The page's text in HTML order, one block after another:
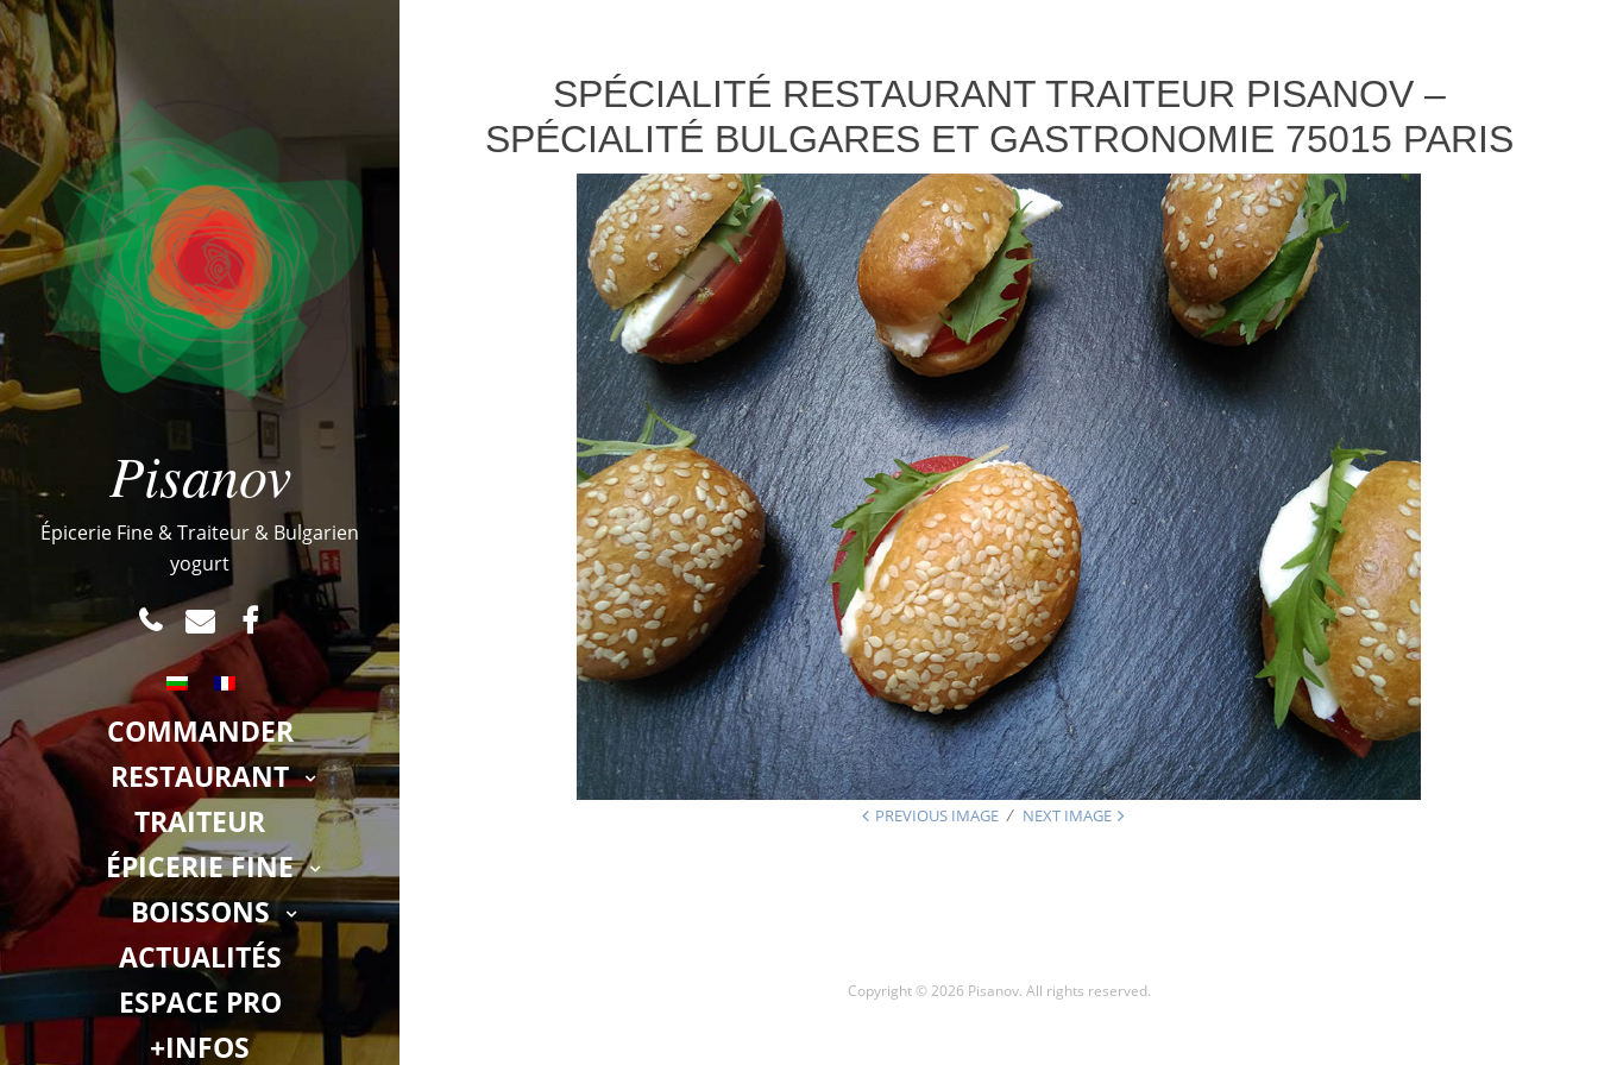
Pisanov
Épicerie Fine & Traiteur & Bulgarien
yogurt
TEL MAIL FACEBOOK.COM
COMMANDER
RESTAURANT
TRAITEUR
ÉPICERIE FINE
BOISSONS
ACTUALITÉS
ESPACE PRO
+INFOS
SPÉCIALITÉ RESTAURANT TRAITEUR PISANOV –
SPÉCIALITÉ BULGARES ET GASTRONOMIE 75015 PARIS
PREVIOUS IMAGE NEXT IMAGE
Copyright © 2026 Pisanov. All rights reserved.